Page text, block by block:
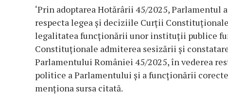
‘Prin adoptarea Hotărârii 45/2025,
respecta legea și deciziile Curții
legalitatea funcționării unor instituții publice
Constituționale admiterea sesizării și
Parlamentului României 45/2025, în vederea
politice a Parlamentului și a funcționării
menționa sursa citată.